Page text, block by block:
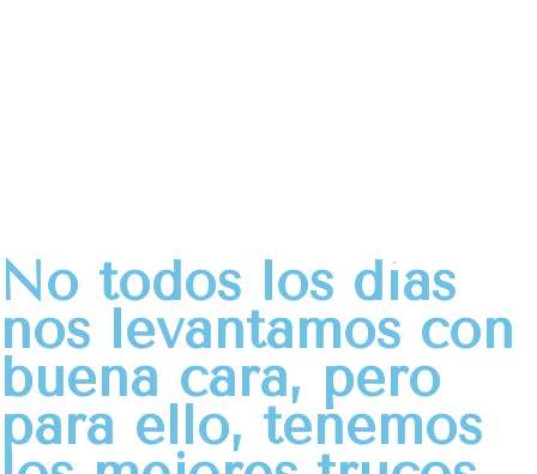
No todos los días
nos levantamos con
buena cara, pero
para ello, tenemos